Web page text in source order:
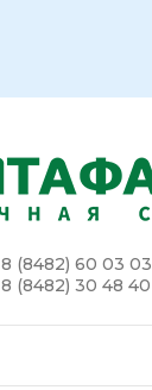
8 (8482) 60 03 03
8 (8482) 30 48 40